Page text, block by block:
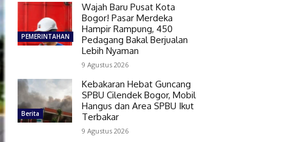
PEMERINTAHAN
Wajah Baru Pusat Kota
Bogor! Pasar Merdeka
Hampir Rampung, 450
Pedagang Bakal Berjualan
Lebih Nyaman
9 Agustus 2026
Berita
Kebakaran Hebat Guncang
SPBU Cilendek Bogor, Mobil
Hangus dan Area SPBU Ikut
Terbakar
9 Agustus 2026